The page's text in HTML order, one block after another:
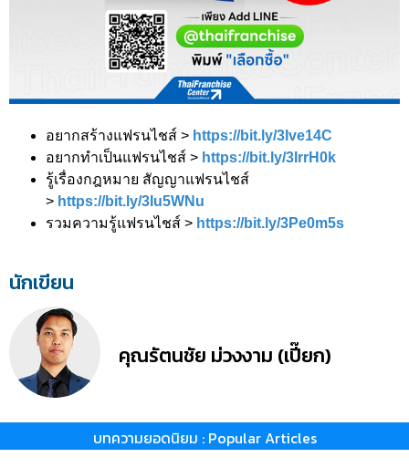
อยากสร้างแฟรนไชส์ > https://bit.ly/3Ive14C
อยากทำเป็นแฟรนไชส์ > https://bit.ly/3IrrH0k
รู้เรื่องกฎหมาย สัญญาแฟรนไชส์
> https://bit.ly/3Iu5WNu
รวมความรู้แฟรนไชส์ > https://bit.ly/3Pe0m5s
นักเขียน
คุณรัตนชัย ม่วงงาม (เปี๊ยก)
บทความยอดนิยม : Popular Articles